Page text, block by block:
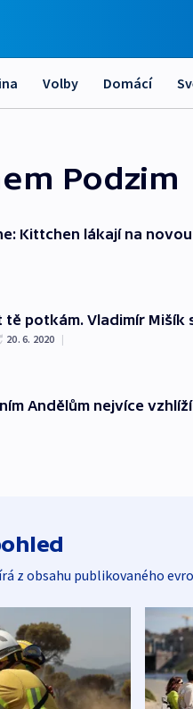
Volby Domácí
Podzim
Kittchen lákají na
tě potkám. Vladimír Mišík
20. 6. 2020 |
Andělům nejvíce
z obsahu publikovaného